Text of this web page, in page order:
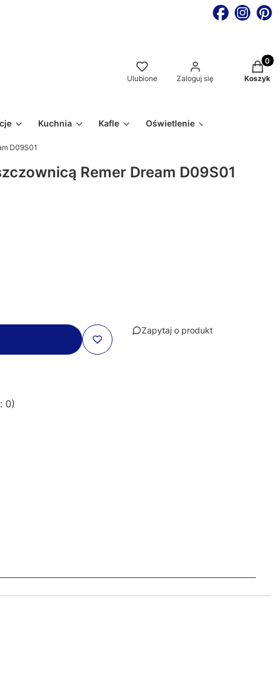
Ulubione Zaloguj się Koszyk
Kuchnia Kafle Oświetlenie
D09S01
Remer Dream D09S01
Zapytaj o produkt
0)